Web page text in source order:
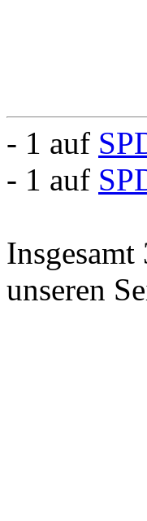
- 1 auf
- 1 auf
unseren